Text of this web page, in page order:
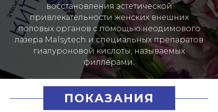
восстановления эстетической
привлекательности женских внешних
половых органов с помощью неодимового
лазера Malsytech и специальных препаратов
гиалуроновой кислоты, называемых
филлерами.
ПОКАЗАНИЯ